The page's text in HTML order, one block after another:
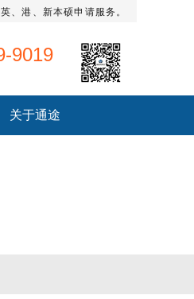
、港、新本硕申请服务。
9019
关于通途